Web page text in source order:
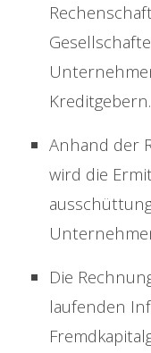
Kreditgebern.
Anhand der
wird die
Die
laufenden